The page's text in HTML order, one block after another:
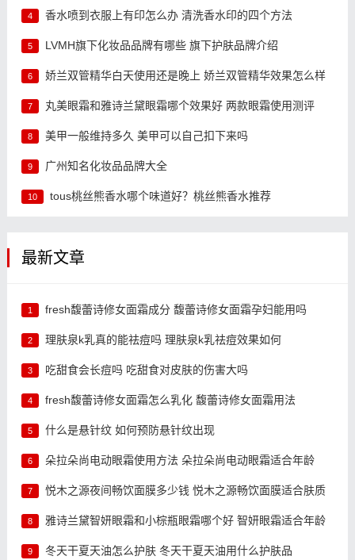
4 香水喷到衣服上有印怎么办 清洗香水印的四个方法
5 LVMH旗下化妆品品牌有哪些 旗下护肤品牌介绍
6 娇兰双管精华白天使用还是晚上 娇兰双管精华效果怎么样
7 丸美眼霜和雅诗兰黛眼霜哪个效果好 两款眼霜使用测评
8 美甲一般维持多久 美甲可以自己扣下来吗
9 广州知名化妆品品牌大全
10 tous桃丝熊香水哪个味道好？桃丝熊香水推荐
最新文章
1 fresh馥蕾诗修女面霜成分 馥蕾诗修女面霜孕妇能用吗
2 理肤泉k乳真的能祛痘吗 理肤泉k乳祛痘效果如何
3 吃甜食会长痘吗 吃甜食对皮肤的伤害大吗
4 fresh馥蕾诗修女面霜怎么乳化 馥蕾诗修女面霜用法
5 什么是悬针纹 如何预防悬针纹出现
6 朵拉朵尚电动眼霜使用方法 朵拉朵尚电动眼霜适合年龄
7 悦木之源夜间畅饮面膜多少钱 悦木之源畅饮面膜适合肤质
8 雅诗兰黛智妍眼霜和小棕瓶眼霜哪个好 智妍眼霜适合年龄
9 冬天干夏天油怎么护肤 冬天干夏天油用什么护肤品